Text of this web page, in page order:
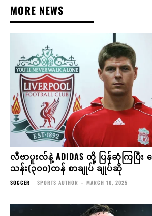
MORE NEWS
လီဗာပူးလ်နဲ့ ADIDAS တို့ ပြန်ဆုံကြပြီး ပ
သန်း(၃၀၀)တန် စာချုပ် ချုပ်ဆို
SOCCER SPORTS AUTHOR - MARCH 10, 2025